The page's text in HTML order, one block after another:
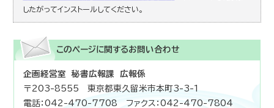
したがってインストールしてください。
このページに関するお問い合わせ
企画経営室 秘書広報課 広報係
〒203-8555 東京都東久留米市本町3-3-1
電話：042-470-7708 ファクス：042-470-7804